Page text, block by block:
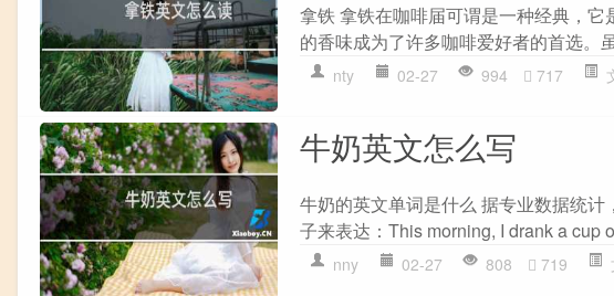
拿铁 拿铁在咖啡届可谓是一种经典，
的香味成为了许多咖啡爱好者的首选。
nty 02-27 994 717
牛奶英文怎么写
牛奶的英文单词是什么 据专业数据统
子来表达：This morning, I drank a cup
nny 02-27 808 719